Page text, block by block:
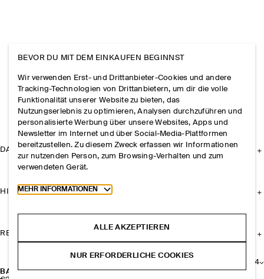
BASECAP AUS BAUMWOLL-TWILL
4
DAS UNTERNEHMEN
HILFE
RECHTLICHES
BEVOR DU MIT DEM EINKAUFEN BEGINNST
Wir verwenden Erst- und Drittanbieter-Cookies und andere
Tracking-Technologien von Drittanbietern, um dir die volle
Funktionalität unserer Website zu bieten, das
Nutzungserlebnis zu optimieren, Analysen durchzuführen und
personalisierte Werbung über unsere Websites, Apps und
Newsletter im Internet und über Social-Media-Plattformen
bereitzustellen. Zu diesem Zweck erfassen wir Informationen
zur nutzenden Person, zum Browsing-Verhalten und zum
verwendeten Gerät.
Toggle more cookie information
MEHR INFORMATIONEN
ALLE AKZEPTIEREN
NUR ERFORDERLICHE COOKIES